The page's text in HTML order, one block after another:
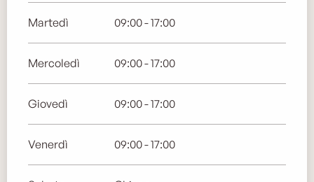
Martedì 09:00 - 17:00
Mercoledì 09:00 - 17:00
Giovedì 09:00 - 17:00
Venerdì 09:00 - 17:00